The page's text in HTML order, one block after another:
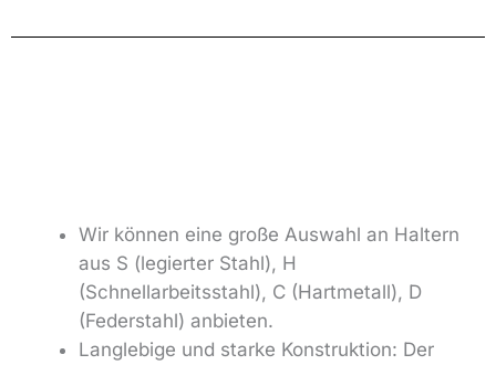
Wir können eine große Auswahl an Haltern
aus S (legierter Stahl), H
(Schnellarbeitsstahl), C (Hartmetall), D
(Federstahl) anbieten.
Langlebige und starke Konstruktion: Der